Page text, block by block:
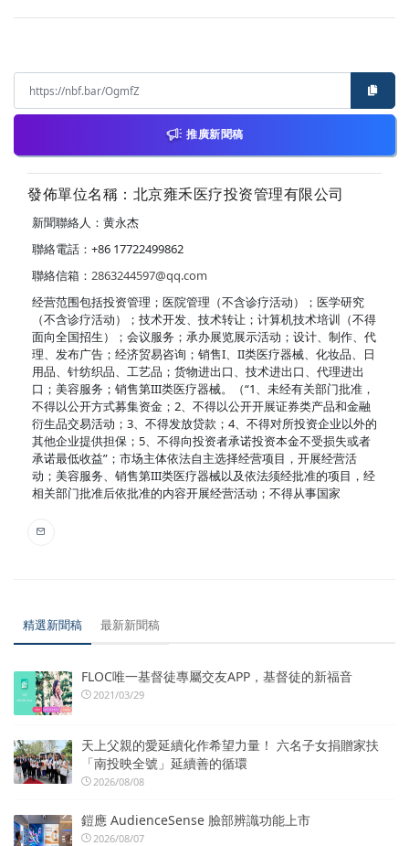
推廣新聞稿
發佈單位名稱：北京雍禾医疗投资管理有限公司
新聞聯絡人：黄永杰
聯絡電話：+86 17722499862
聯絡信箱： 2863244597@qq.com
经营范围包括投资管理；医院管理（不含诊疗活动）；医学研究
（不含诊疗活动）；技术开发、技术转让；计算机技术培训（不得
面向全国招生）；会议服务；承办展览展示活动；设计、制作、代
理、发布广告；经济贸易咨询；销售I、II类医疗器械、化妆品、日
用品、针纺织品、工艺品；货物进出口、技术进出口、代理进出
口；美容服务；销售第III类医疗器械。（“1、未经有关部门批准，
不得以公开方式募集资金；2、不得以公开开展证券类产品和金融
衍生品交易活动；3、不得发放贷款；4、不得对所投资企业以外的
其他企业提供担保；5、不得向投资者承诺投资本金不受损失或者
承诺最低收益”；市场主体依法自主选择经营项目，开展经营活
动；美容服务、销售第III类医疗器械以及依法须经批准的项目，经
相关部门批准后依批准的内容开展经营活动；不得从事国家
精選新聞稿 最新新聞稿
FLOC唯一基督徒專屬交友APP，基督徒的新福音
2021/03/29
天上父親的愛延續化作希望力量！ 六名子女捐贈家扶
「南投映全號」延續善的循環
2026/08/08
鎧應 AudienceSense 臉部辨識功能上市
2026/08/07